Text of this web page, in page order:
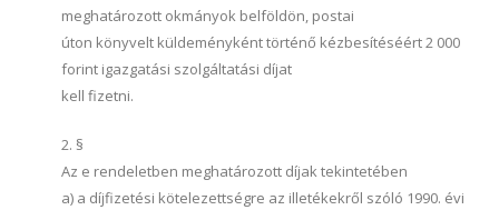
meghatározott okmányok belföldön, postai
úton könyvelt küldeményként történő kézbesítéséért 2 000
forint igazgatási szolgáltatási díjat
kell fizetni.
2. §
Az e rendeletben meghatározott díjak tekintetében
a) a díjfizetési kötelezettségre az illetékekről szóló 1990. évi